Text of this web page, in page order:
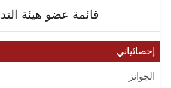
قائمة عضو هيئة
إحصائياتي
الجوائز